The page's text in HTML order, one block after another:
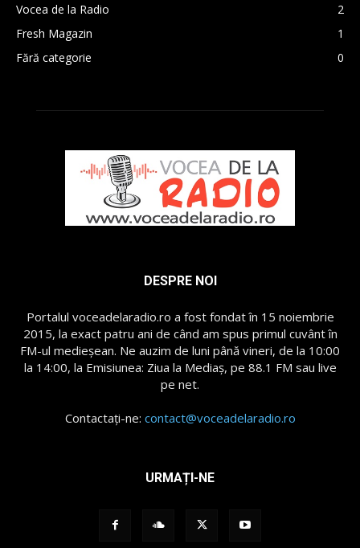
Vocea de la Radio
2
Fresh Magazin
1
Fără categorie
0
DESPRE NOI
Portalul voceadelaradio.ro a fost fondat în 15 noiembrie
2015, la exact patru ani de când am spus primul cuvânt în
FM-ul medieșean. Ne auzim de luni până vineri, de la 10:00
la 14:00, la Emisiunea: Ziua la Mediaș, pe 88.1 FM sau live
pe net.
Contactați-ne: contact@voceadelaradio.ro
URMAȚI-NE